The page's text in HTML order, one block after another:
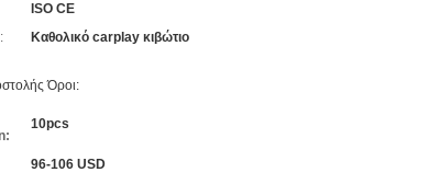
ISO CE
Καθολικό carplay κιβώτιο
Όροι:
10pcs
96-106 USD